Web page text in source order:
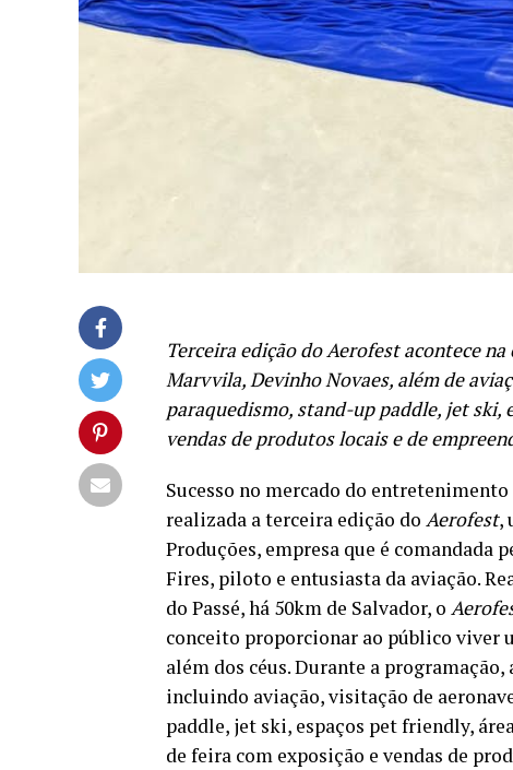
Terceira edição do Aerofest acontece na
Marvvila, Devinho Novaes, além de
paraquedismo, stand-up paddle, jet ski,
vendas de produtos locais e de
Sucesso no mercado do entretenimento
realizada a terceira edição do Aerofest,
Produções, empresa que é comandada
Fires, piloto e entusiasta da aviação.
do Passé, há 50km de Salvador, o
conceito proporcionar ao público viver
além dos céus. Durante a
incluindo aviação, visitação de
paddle, jet ski, espaços pet friendly,
de feira com exposição e vendas de